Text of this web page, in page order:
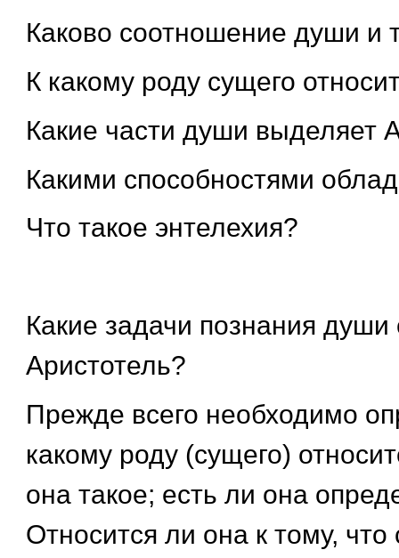
Каково соотношение души и
К какому роду сущего
Какие части души выделяет
Какими способностями
Что такое энтелехия?
Какие задачи познания души
Аристотель?
Прежде всего необходимо
какому роду (сущего)
она такое; есть ли она
Относится ли она к тому, что